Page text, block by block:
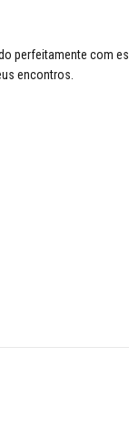
perfeitamente com
encontros.